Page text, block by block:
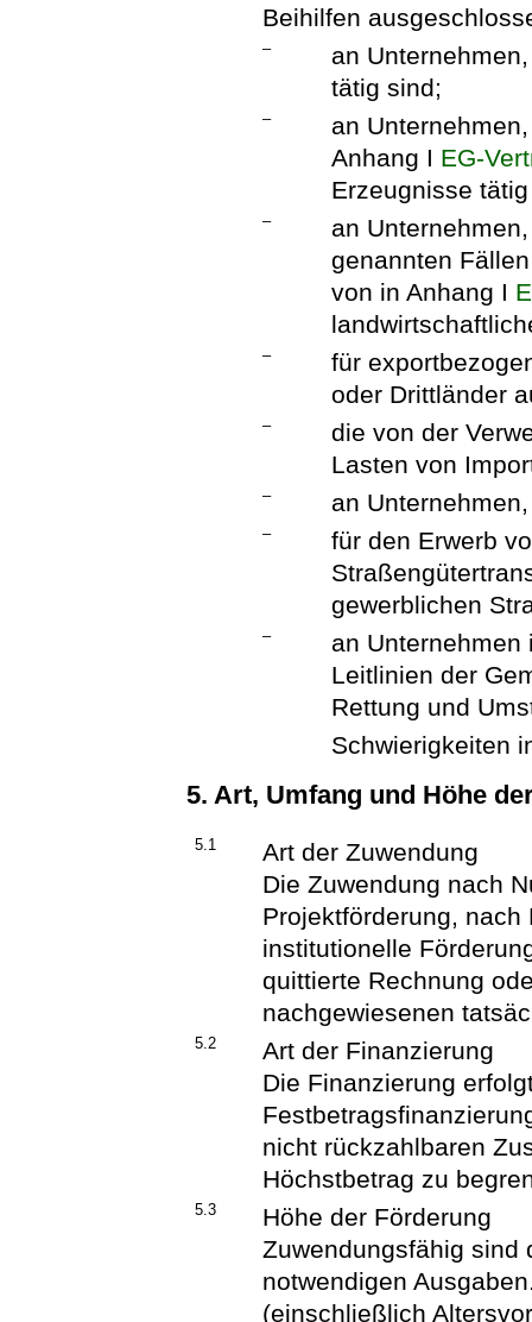
Beihilfen
–
an
tätig sind;
–
an
Anhang I EG-
Erzeugnisse
–
an
genannten
von in Anhang I
–
für
oder Drittländer
–
die von der
Lasten von
– an
–
für den Erwerb
gewerblichen
–
an Unternehmen
Leitlinien der
Rettung und
Schwierigkeiten
5. Art, Umfang und Höhe
5.1
Art der Zuwendung
Die Zuwendung nach
Projektförderung,
institutionelle
quittierte Rechnung
nachgewiesenen
5.2
Art der Finanzierung
Die Finanzierung
nicht rückzahlbaren
Höchstbetrag zu
5.3
Höhe der Förderung
Zuwendungsfähig sind
notwendigen
(einschließlich